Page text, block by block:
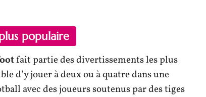
populaire
fait partie des divertissements les plus
d’y jouer à deux ou à quatre dans une
avec des joueurs soutenus par des tiges